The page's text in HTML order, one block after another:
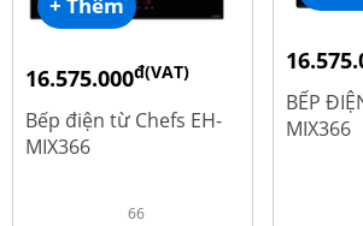
+ Thêm
16.575.000đ(VAT)
19.500.000
Bếp điện từ Chefs EH-
MIX366
66
19.500.000
BẾP
MIX366